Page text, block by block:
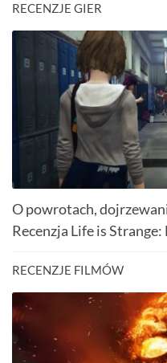
RECENZJE GIER
O powrotach,
Recenzja Life is Strange:
RECENZJE FILMÓW